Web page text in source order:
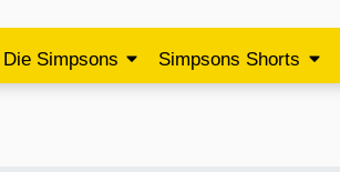
Die Simpsons Simpsons Shorts